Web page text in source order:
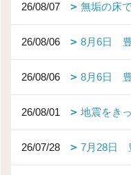
26/08/07 無垢の床
26/08/06 8月6日
26/08/06 8月6日
26/08/01 地震をき
26/07/28 7月28日